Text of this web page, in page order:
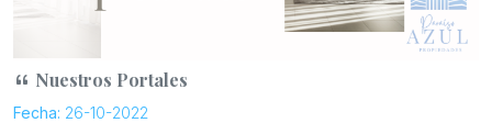
Nuestros Portales
Fecha: 26-10-2022